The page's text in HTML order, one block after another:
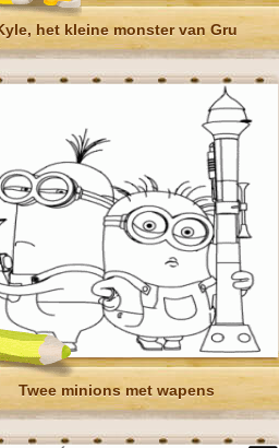
het kleine monster van Gru
Twee minions met wapens